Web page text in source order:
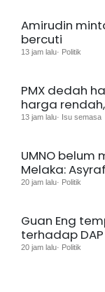
Amirudin
bercuti
13 jam lalu· Politik
PMX dedah
harga
13 jam lalu· Isu semasa
UMNO belum
Melaka:
20 jam lalu· Politik
Guan Eng
terhadap
20 jam lalu· Politik